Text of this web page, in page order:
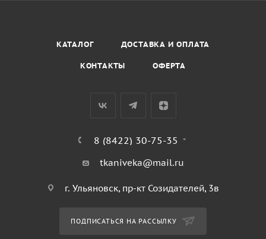
КАТАЛОГ ДОСТАВКА И ОПЛАТА
КОНТАКТЫ ОФЕРТА
8 (8422) 30-75-35
tkaniveka@mail.ru
г. Ульяновск, пр-кт Созидателей, 3в
ПОДПИСАТЬСЯ НА РАССЫЛКУ